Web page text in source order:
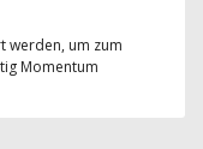
werden, um zum
Momentum